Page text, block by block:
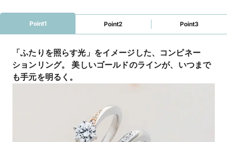
Point1 Point2 Point3
「ふたりを照らす光」をイメージした、コンビネー
ションリング。 美しいゴールドのラインが、いつまで
も手元を明るく。